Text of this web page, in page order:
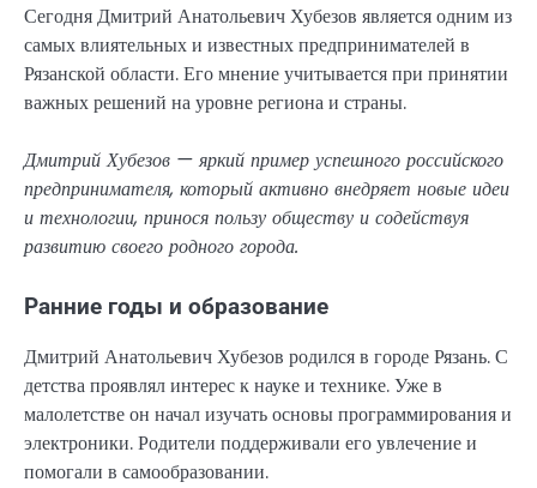
Сегодня Дмитрий Анатольевич Хубезов является одним из
самых влиятельных и известных предпринимателей в
Рязанской области. Его мнение учитывается при принятии
важных решений на уровне региона и страны.
Дмитрий Хубезов — яркий пример успешного российского
предпринимателя, который активно внедряет новые идеи
и технологии, принося пользу обществу и содействуя
развитию своего родного города.
Ранние годы и образование
Дмитрий Анатольевич Хубезов родился в городе Рязань. С
детства проявлял интерес к науке и технике. Уже в
малолетстве он начал изучать основы программирования и
электроники. Родители поддерживали его увлечение и
помогали в самообразовании.